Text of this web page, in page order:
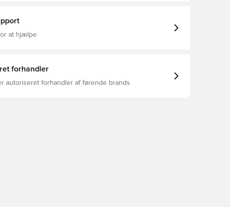
at hjælpe
forhandler
autoriseret forhandler af førende brands